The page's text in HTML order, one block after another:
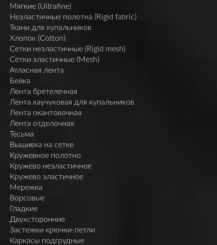
Мягкие (Ultrafine)
Неэластичные полотна (Rigid fabric)
Ткани для купальников
Хлопок (Cotton)
Сетки неэластичные (Rigid mesh)
Сетки эластичные (Mesh)
Атласная лента
Бейка
Лента бретелечная
Лента каучуковая для купальников
Лента окантовочная
Лента отделочная
Тесьма
Вышивка на сетке
Кружевное полотно
Кружево неэластичное
Кружево эластичное
Мережка
Ворсовые
Гладкие
Двухсторонние
Застежки крючки-петли
Каркасы подгрудные